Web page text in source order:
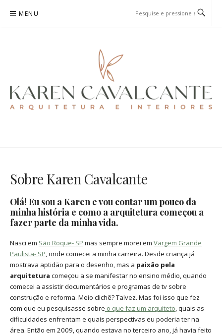
para
MENU
Sobre Karen Cavalcante
Olá! Eu sou a Karen e vou contar um pouco da
minha história e como a arquitetura começou a
fazer parte da minha vida.
Nasci em São Roque- SP mas sempre morei em Vargem Grande
Paulista- SP, onde comecei a minha carreira. Desde criança já
mostrava aptidão para o desenho, mas a paixão pela
arquitetura começou a se manifestar no ensino médio, quando
comecei a assistir documentários e programas de tv sobre
construção e reforma. Meio clichê? Talvez. Mas foi isso que fez
com que eu pesquisasse sobre o que faz um arquiteto, quais as
dificuldades enfrentam e quais perspectivas eu poderia ter na
área. Então em 2009, quando estava no terceiro ano, já havia feito